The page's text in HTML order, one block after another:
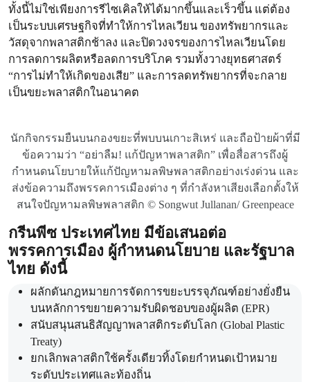
ทั้งนี้ไม่ใช่เพียงการรีไซเคิลให้ได้มากขึ้นและเร็วขึ้น แต่ต้อง
เป็นระบบเศรษฐกิจที่ทำให้การไหลเวียน ของทรัพยากรและ
วัสดุจากพลาสติกช้าลง และปิดวงจรของการไหลเวียนโดย
การลดการผลิตหรือลดการบริโภค รวมทั้งวางยุทธศาสตร์
“การไม่ทำให้เกิดของเสีย” และการลดทรัพยากรที่จะกลาย
เป็นขยะพลาสติกในอนาคต
นักกิจกรรมยืนบนกองขยะที่พบบนเกาะสิเหร่ และถือป้ายผ้าที่มี
ข้อความว่า “อย่าลืม! แก้ปัญหาพลาสติก” เพื่อสื่อสารถึงผู้
กำหนดนโยบายให้แก้ปัญหามลพิษพลาสติกอย่างเร่งด่วน และ
ส่งข้อความถึงพรรคการเมืองต่าง ๆ ที่กำลังหาเสียงเลือกตั้งให้
สนใจปัญหามลพิษพลาสติก © Songwut Jullanan/ Greenpeace
กรีนพีซ ประเทศไทย มีข้อเสนอต่อ
พรรคการเมือง ผู้กำหนดนโยบาย และรัฐบาล
ไทย ดังนี้
ผลักดันกฎหมายการจัดการขยะบรรจุภัณฑ์อย่างยั่งยืน
บนหลักการขยายความรับผิดชอบของผู้ผลิต (EPR)
สนับสนุนสนธิสัญญาพลาสติกระดับโลก (Global Plastic
Treaty)
ยกเลิกพลาสติกใช้ครั้งเดียวทิ้งโดยกำหนดเป้าหมาย
ระดับประเทศและท้องถิ่น